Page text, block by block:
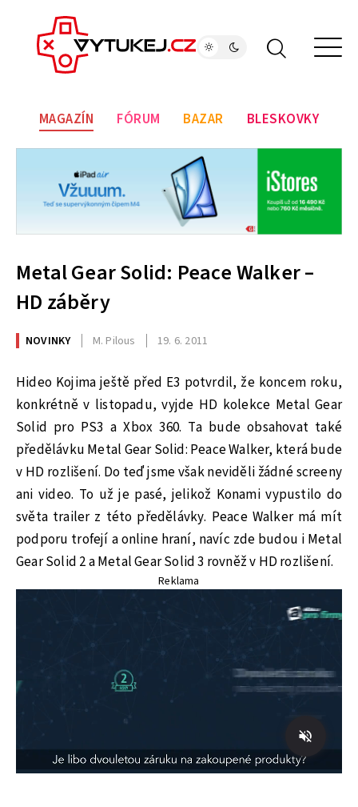
MAGAZÍN FÓRUM BAZAR BLESKOVKY
Metal Gear Solid: Peace Walker –
HD záběry
NOVINKY M. Pilous 19. 6. 2011
Hideo Kojima ještě před E3 potvrdil, že koncem roku,
konkrétně v listopadu, vyjde HD kolekce Metal Gear
Solid pro PS3 a Xbox 360. Ta bude obsahovat také
předělávku Metal Gear Solid: Peace Walker, která bude
v HD rozlišení. Do teď jsme však neviděli žádné screeny
ani video. To už je pasé, jelikož Konami vypustilo do
světa trailer z této předělávky. Peace Walker má mít
podporu trofejí a online hraní, navíc zde budou i Metal
Gear Solid 2 a Metal Gear Solid 3 rovněž v HD rozlišení.
Reklama